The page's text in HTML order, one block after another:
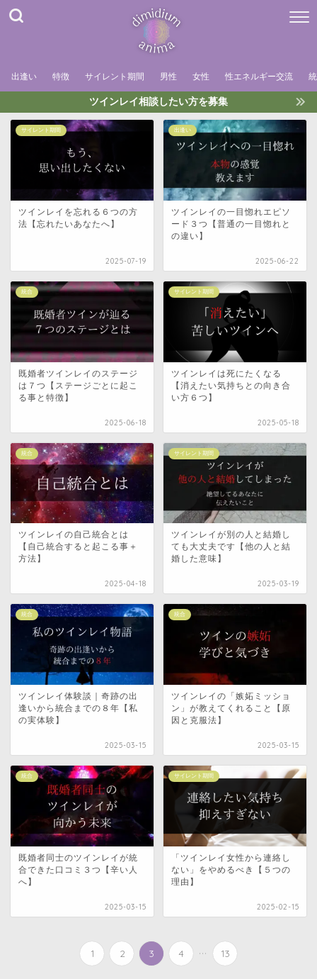
出逢い 特徴 サイレント期間 男性 女性 性エネルギー交流
ツインレイ相談したい方を募集
サイレント期間
ツインレイを忘れる６つの方
法【忘れたいあなたへ】
2025-07-19
出逢い
ツインレイの一目惚れエピソ
ード３つ【普通の一目惚れと
の違い】
2025-06-22
統合
既婚者ツインレイのステージ
は７つ【ステージごとに起こ
る事と特徴】
2025-06-18
サイレント期間
ツインレイは死にたくなる
【消えたい気持ちとの向き合
い方６つ】
2025-05-18
統合
ツインレイの自己統合とは
【自己統合すると起こる事＋
方法】
2025-04-18
サイレント期間
ツインレイが別の人と結婚し
ても大丈夫です【他の人と結
婚した意味】
2025-03-19
統合
ツインレイ体験談｜奇跡の出
逢いから統合までの８年【私
の実体験】
2025-03-15
統合
ツインレイの「嫉妬ミッショ
ン」が教えてくれること【原
因と克服法】
2025-03-15
統合
既婚者同士のツインレイが統
合できた口コミ３つ【辛い人
へ】
2025-03-15
サイレント期間
「ツインレイ女性から連絡し
ない」をやめるべき【５つの
理由】
2025-02-15
1 2 3 4 ... 13